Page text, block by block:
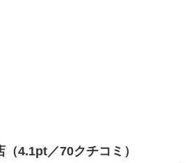
4.1pt／70クチコミ）